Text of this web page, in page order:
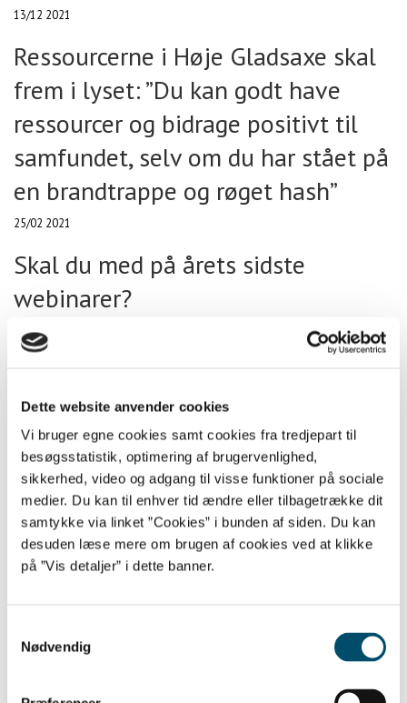
Dette website anvender cookies
Vi bruger egne cookies samt cookies fra tredjepart til
besøgsstatistik, optimering af brugervenlighed,
sikkerhed, video og adgang til visse funktioner på sociale
medier. Du kan til enhver tid ændre eller tilbagetrække dit
samtykke via linket ”Cookies” i bunden af siden. Du kan
desuden læse mere om brugen af cookies ved at klikke
på ”Vis detaljer” i dette banner.
Nødvendig
13/12 2021
Ressourcerne i Høje Gladsaxe skal
frem i lyset: ”Du kan godt have
ressourcer og bidrage positivt til
samfundet, selv om du har stået på
en brandtrappe og røget hash”
25/02 2021
Skal du med på årets sidste
webinarer?
12/11 2020
online blandt børn og unge: ”Det
har slået mig, hvor lidt vi faktisk
ved”
24/09 2020
Uddannelse: Bliv klogere på børn
og unges online-liv på kanten
Ny chance: Kom til webinar om